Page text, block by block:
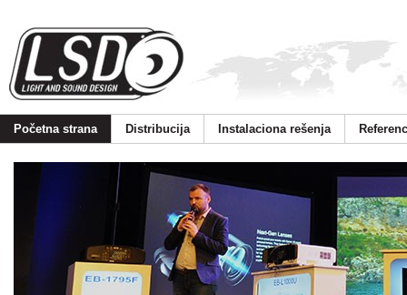
Početna strana Distribucija Instalaciona rešenja